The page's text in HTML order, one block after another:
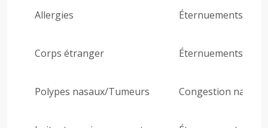
Allergies Éternuements,
Corps étranger Éternuements
Polypes nasaux/Tumeurs Congestion nasale